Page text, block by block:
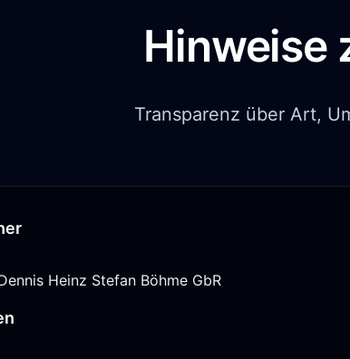
Hinweise
Transparenz über Art,
Heinz Stefan Böhme GbR